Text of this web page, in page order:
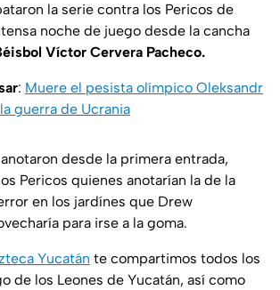
la serie contra los Pericos de
noche de juego desde la cancha
Víctor Cervera Pacheco.
: Muere el pesista olímpico Oleksandr
guerra de Ucrania
desde la primera entrada,
Pericos quienes anotarían la de la
en los jardínes que Drew
para irse a la goma.
Yucatán te compartimos todos los
de los Leones de Yucatán, así como